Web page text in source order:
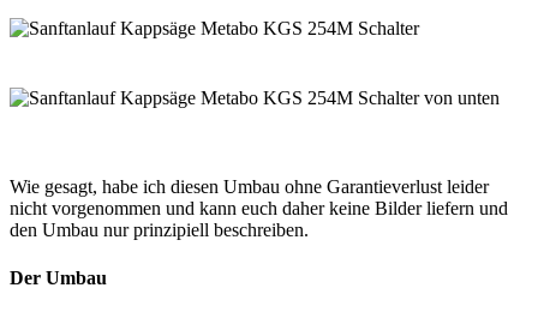
Wie gesagt, habe ich diesen Umbau ohne Garantieverlust leider
nicht vorgenommen und kann euch daher keine Bilder liefern und
den Umbau nur prinzipiell beschreiben.
Der Umbau